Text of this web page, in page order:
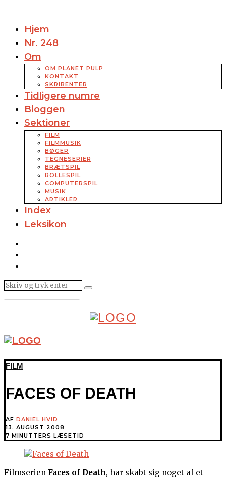
Hjem
Nr. 248
Om
OM PLANET PULP
KONTAKT
SKRIBENTER
Tidligere numre
Bloggen
Sektioner
FILM
FILMMUSIK
BØGER
TEGNESERIER
BRÆTSPIL
ROLLESPIL
COMPUTERSPIL
MUSIK
ARTIKLER
Index
Leksikon
FILM
FACES OF DEATH
AF DANIEL HVID
13. AUGUST 2008
7 MINUTTERS LÆSETID
Filmserien Faces of Death, har skabt sig noget af et